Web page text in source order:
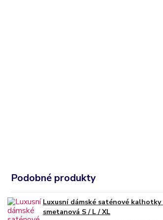
Podobné produkty
Luxusní dámské saténové
smetanová S / L / XL